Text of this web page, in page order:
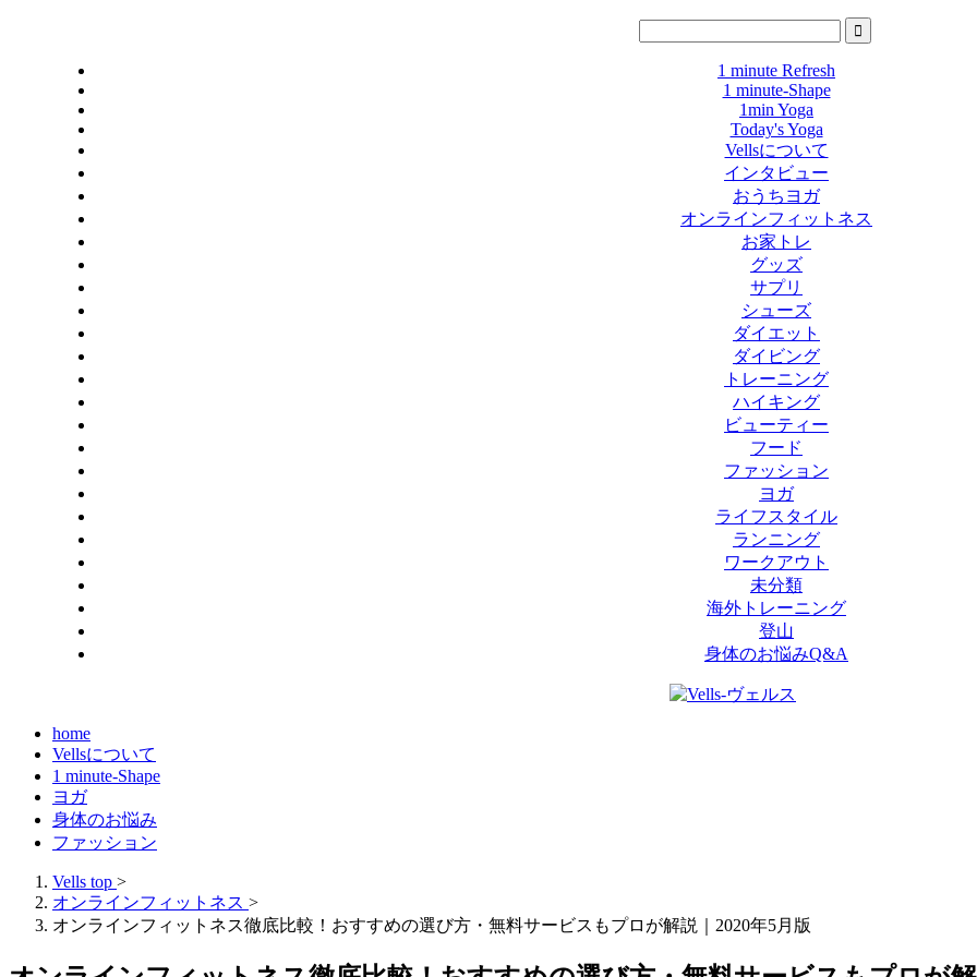
1 minute Refresh
1 minute-Shape
1min Yoga
Today's Yoga
Vellsについて
インタビュー
おうちヨガ
オンラインフィットネス
お家トレ
グッズ
サプリ
シューズ
ダイエット
ダイビング
トレーニング
ハイキング
ビューティー
フード
ファッション
ヨガ
ライフスタイル
ランニング
ワークアウト
未分類
海外トレーニング
登山
身体のお悩みQ&A
home
Vellsについて
1 minute-Shape
ヨガ
身体のお悩み
ファッション
Vells top >
オンラインフィットネス >
オンラインフィットネス徹底比較！おすすめの選び方・無料サービスもプロが解説｜2020年5月版